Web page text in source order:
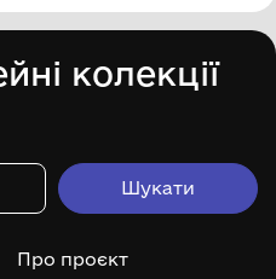
колекції
Про проєкт